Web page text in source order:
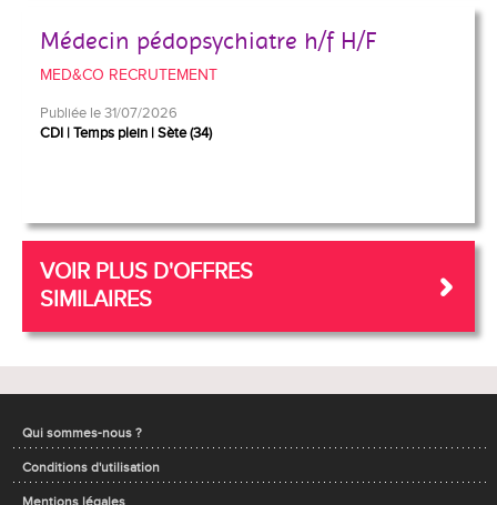
Médecin pédopsychiatre h/f H/F
MED&CO RECRUTEMENT
Publiée le 31/07/2026
CDI Temps plein Sète (34)
VOIR PLUS D'OFFRES
SIMILAIRES
Qui sommes-nous ?
Conditions d'utilisation
Mentions légales